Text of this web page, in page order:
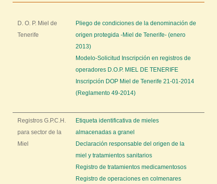
n
u
u
D. O. P. Miel de
Tenerife
Pliego de condiciones de la denominación de
origen protegida -Miel de Tenerife- (enero
2013)
Modelo-Solicitud Inscripción en registros de
operadores D.O.P. MIEL DE TENERIFE
Inscripción DOP Miel de Tenerife 21-01-2014
(Reglamento 49-2014)
Registros G.P.C.H.
para sector de la
Miel
Etiqueta identificativa de mieles
almacenadas a granel
Declaración responsable del origen de la
miel y tratamientos sanitarios
Registro de tratamientos medicamentosos
Registro de operaciones en colmenares